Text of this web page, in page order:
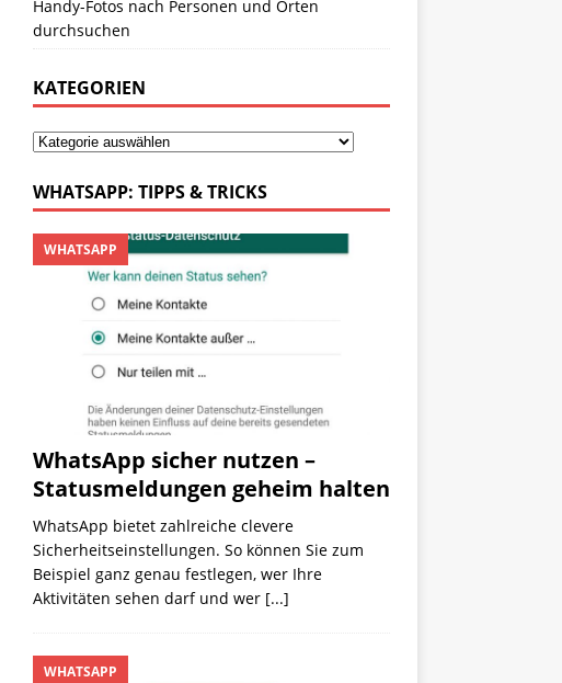
Handy-Fotos nach Personen und Orten
durchsuchen
KATEGORIEN
WHATSAPP: TIPPS & TRICKS
WhatsApp sicher nutzen –
Statusmeldungen geheim halten
WHATSAPP
WhatsApp bietet zahlreiche clevere
Sicherheitseinstellungen. So können Sie zum
Beispiel ganz genau festlegen, wer Ihre
Aktivitäten sehen darf und wer [...]
WHATSAPP